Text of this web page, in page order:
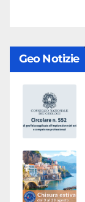
Geo Notizie